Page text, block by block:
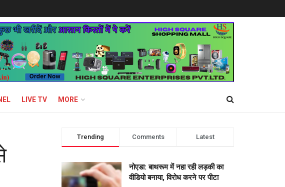
LIVE TV MORE
Trending Comments Latest
नोएडा: बाथरूम में नहा रही लड़की का
वीडियो बनाया, विरोध करने पर पीटा